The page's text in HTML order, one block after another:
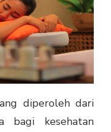
diperoleh dari
bagi kesehatan